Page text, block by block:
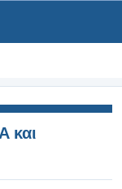
και